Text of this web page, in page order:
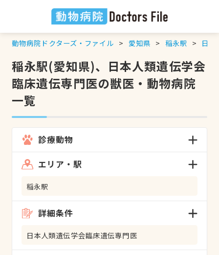
動物病院ドクターズ・ファイル 愛知県 稲永駅 日本
稲永駅(愛知県)、日本人類遺伝学会
臨床遺伝専門医の獣医・動物病院
一覧
診療動物
エリア・駅
稲永駅
詳細条件
日本人類遺伝学会臨床遺伝専門医